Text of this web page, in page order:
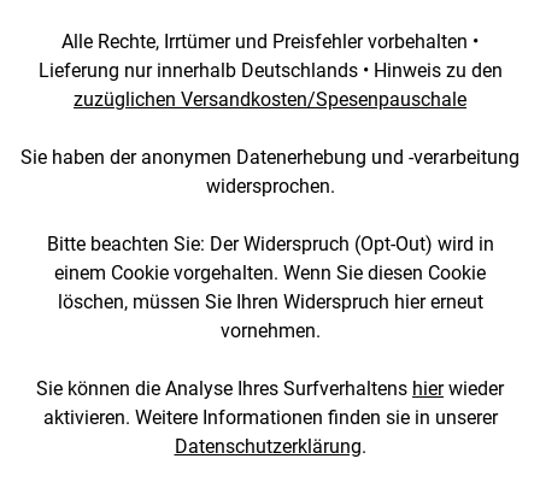
Alle Rechte, Irrtümer und Preisfehler vorbehalten •
Lieferung nur innerhalb Deutschlands • Hinweis zu den
zuzüglichen Versandkosten/Spesenpauschale
Sie haben der anonymen Datenerhebung und -verarbeitung
widersprochen.
Bitte beachten Sie: Der Widerspruch (Opt-Out) wird in
einem Cookie vorgehalten. Wenn Sie diesen Cookie
löschen, müssen Sie Ihren Widerspruch hier erneut
vornehmen.
Sie können die Analyse Ihres Surfverhaltens hierwieder
aktivieren. Weitere Informationen finden sie in unserer
Datenschutzerklärung.